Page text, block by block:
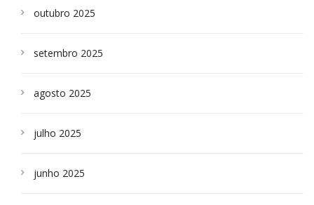
outubro 2025
setembro 2025
agosto 2025
julho 2025
junho 2025